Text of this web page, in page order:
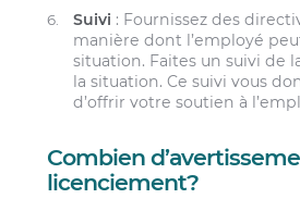
Suivi : Fournissez des
manière dont l’employé
situation. Faites un suivi de
la situation. Ce suivi vous
d’offrir votre soutien à
Combien
licenciement?